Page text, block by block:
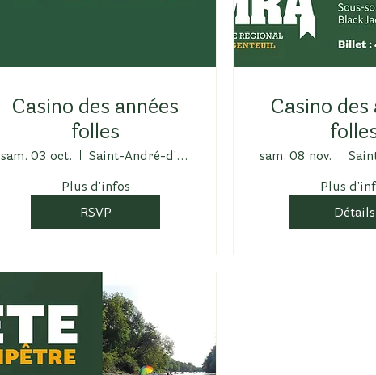
Casino des années
folles
sam. 03 oct.
Saint-André-d'Argenteuil
Plus d'infos
RSVP
Casino des
sam. 08 nov.
Plus
Détails